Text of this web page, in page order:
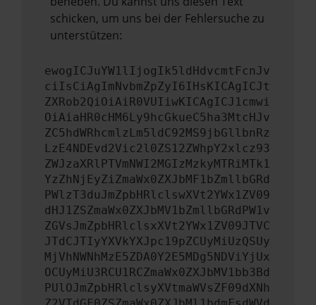
schicken, um uns bei der Fehlersuche zu
unterstützen:
ewogICJuYW1lIjogIk5ldHdvcmtFcnJv
ciIsCiAgImNvbmZpZyI6IHsKICAgICJt
ZXRob2QiOiAiR0VUIiwKICAgICJ1cmwi
OiAiaHR0cHM6Ly9hcGkueC5ha3MtcHJv
ZC5hdWRhcmlzLm5ldC92MS9jbGllbnRz
LzE4NDEvd2Vic2l0ZS12ZWhpY2xlcz93
ZWJzaXRlPTVmNWI2MGIzMzkyMTRiMTk1
YzZhNjEyZiZmaWx0ZXJbMF1bZmllbGRd
PWlzT3duJmZpbHRlclswXVt2YWx1ZV09
dHJ1ZSZmaWx0ZXJbMV1bZmllbGRdPW1v
ZGVsJmZpbHRlclsxXVt2YWx1ZV09JTVC
JTdCJTIyYXVkYXJpc19pZCUyMiUzQSUy
MjVhNWNhMzE5ZDA0Y2E5MDg5NDViYjUx
OCUyMiU3RCU1RCZmaWx0ZXJbMV1bb3Bd
PUlOJmZpbHRlclsyXVtmaWVsZF09dXNh